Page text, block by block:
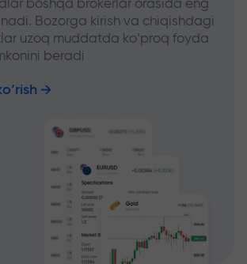
boshqa brokerlar orasida eng
Bozorga kirish va chiqishdagi
uzoq muddatda ko‘proq foyda
beradi